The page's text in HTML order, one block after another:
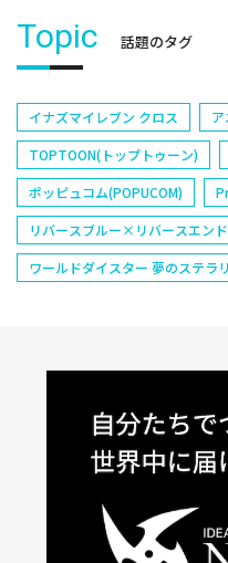
Topic 話題のタグ
イナズマイレブン クロス
TOPTOON(トップトゥーン)
ポッピュコム(POPUCOM)
リバースブルー×リバースエン
ワールドダイスター 夢のステラ